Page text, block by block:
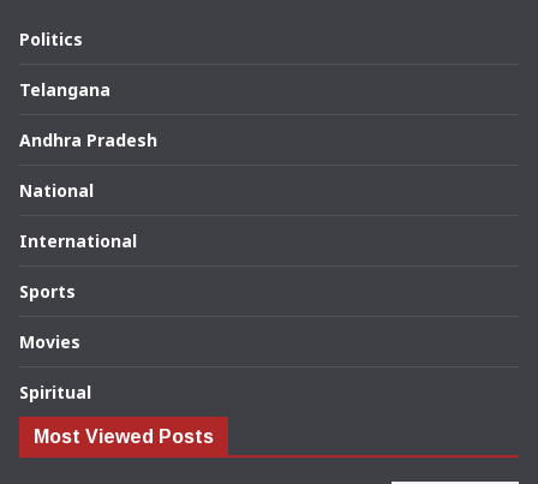
Politics
Telangana
Andhra Pradesh
National
International
Sports
Movies
Spiritual
Most Viewed Posts